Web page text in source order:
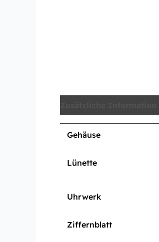
Gehäuse
Lünette
Uhrwerk
Ziffernblatt